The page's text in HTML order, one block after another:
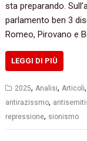
sta preparando.
parlamento ben 3
Romeo, Pirovano e
LEGGI DI PIÙ
2025,Analisi,Articoli,
antirazissmo,
repressione, sionismo